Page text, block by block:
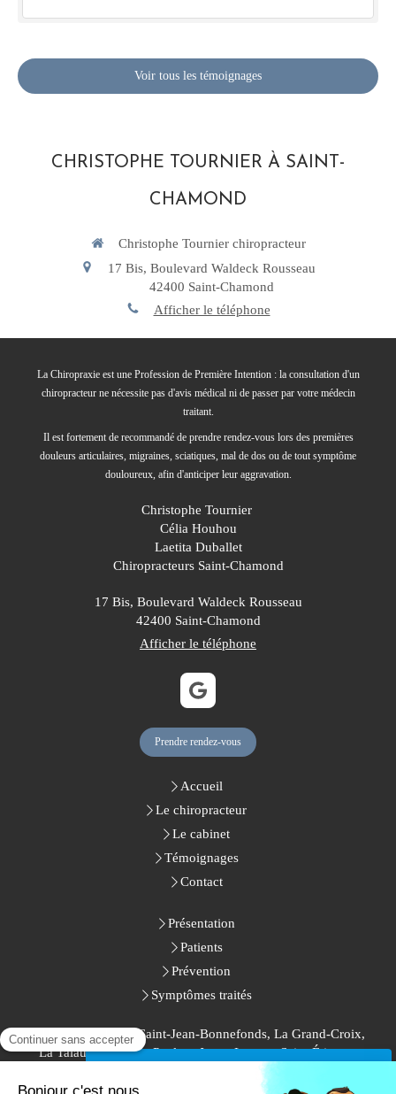
Voir tous les témoignages
CHRISTOPHE TOURNIER À SAINT-
CHAMOND
Christophe Tournier chiropracteur
17 Bis, Boulevard Waldeck Rousseau
42400 Saint-Chamond
Afficher le téléphone
La Chiropraxie est une Profession de Première Intention : la consultation d'un
chiropracteur ne nécessite pas d'avis médical ni de passer par votre médecin
traitant.
Il est fortement de recommandé de prendre rendez-vous lors des premières
douleurs articulaires, migraines, sciatiques, mal de dos ou de tout symptôme
douloureux, afin d'anticiper leur aggravation.
Christophe Tournier
Célia Houhou
Laetita Duballet
Chiropracteurs Saint-Chamond
17 Bis, Boulevard Waldeck Rousseau
42400 Saint-Chamond
Afficher le téléphone
Prendre rendez-vous
Accueil
Le chiropracteur
Le cabinet
Témoignages
Contact
Présentation
Patients
Prévention
Symptômes traités
L'Horme, Sorbiers, Saint-Jean-Bonnefonds, La Grand-Croix,
La Talaudière, Saint-Paul-en-Jarez, Lorette, Saint-Étienne,
Saint-Priest-en-Jarez, Villars, Rive-de-Gier, La Ricamarie